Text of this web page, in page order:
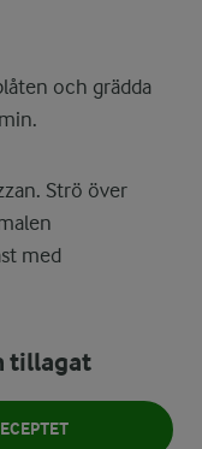
och grädda
Strö över
med
tillagat